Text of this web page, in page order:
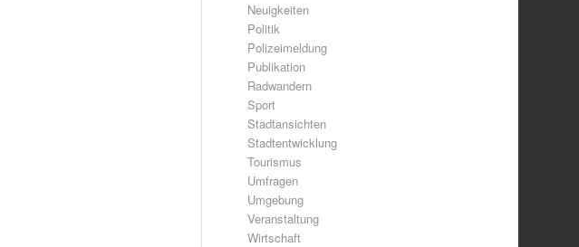
Neuigkeiten
Politik
Polizeimeldung
Publikation
Radwandern
Sport
Stadtansichten
Stadtentwicklung
Tourismus
Umfragen
Umgebung
Veranstaltung
Wirtschaft